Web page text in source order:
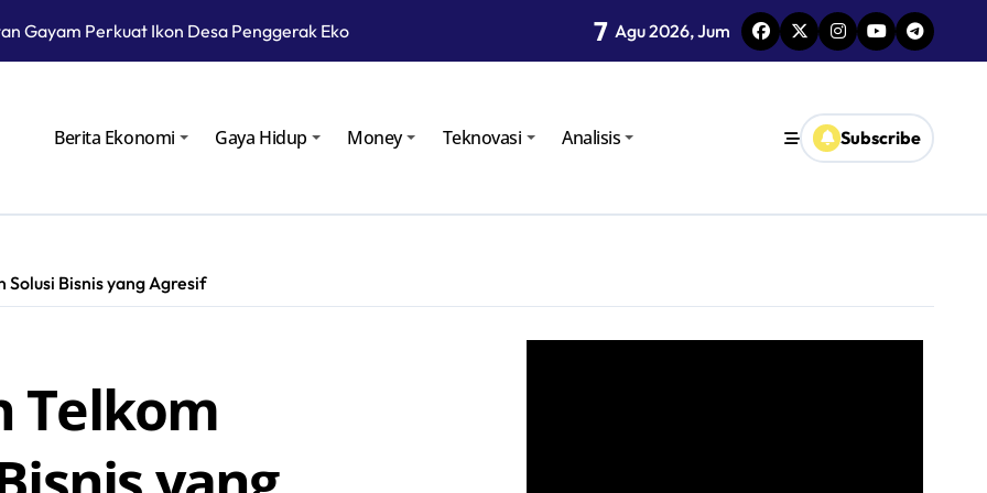
Gayam Perkuat Ikon Desa Penggerak Ekonomi Lokal Melalui TPID
Niaga Siagakan Ribuan Agen dan Pangkalan LPG 3 Kg
Niaga Menyiapkan 1.832 SPBU Siaga
pada Masa Lebaran 2025
Langsung Operasional Lapangan Gas Jambaran Tiung Biru
Bojonegoro Bangun Desa Mandiri Ekonomi
7 Agu 2026, Jum
Berita Ekonomi Gaya Hidup Money Teknovasi Analisis Subscribe
Solusi Bisnis yang Agresif
Telkom